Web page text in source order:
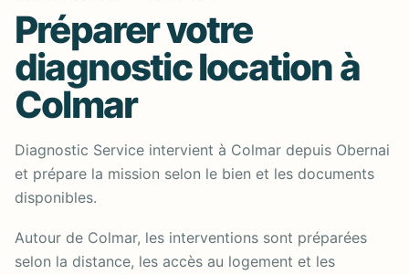
Préparer votre
diagnostic location à
Colmar
Diagnostic Service intervient à Colmar depuis Obernai
et prépare la mission selon le bien et les documents
disponibles.
Autour de Colmar, les interventions sont préparées
selon la distance, les accès au logement et les